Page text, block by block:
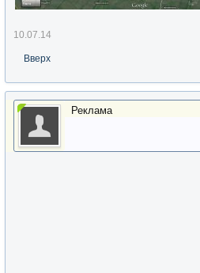
10.07.14
Вверх
Реклама